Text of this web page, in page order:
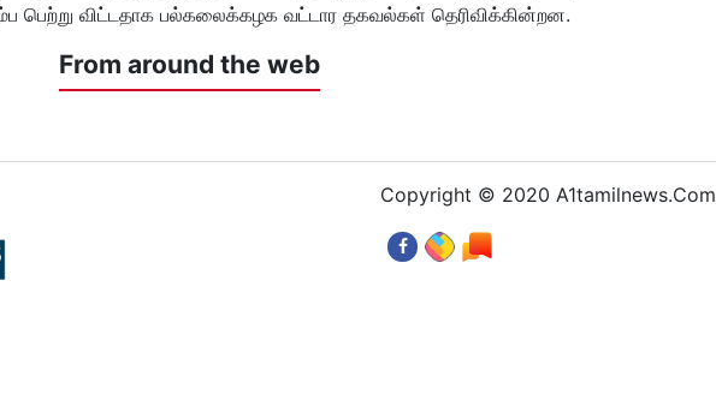
பெற்று விட்டதாக பல்கலைக்கழக வட்டார தகவல்கள் தெரிவிக்கின்றன.
From around the web
Copyright © 2020 A1tamilnews.Com